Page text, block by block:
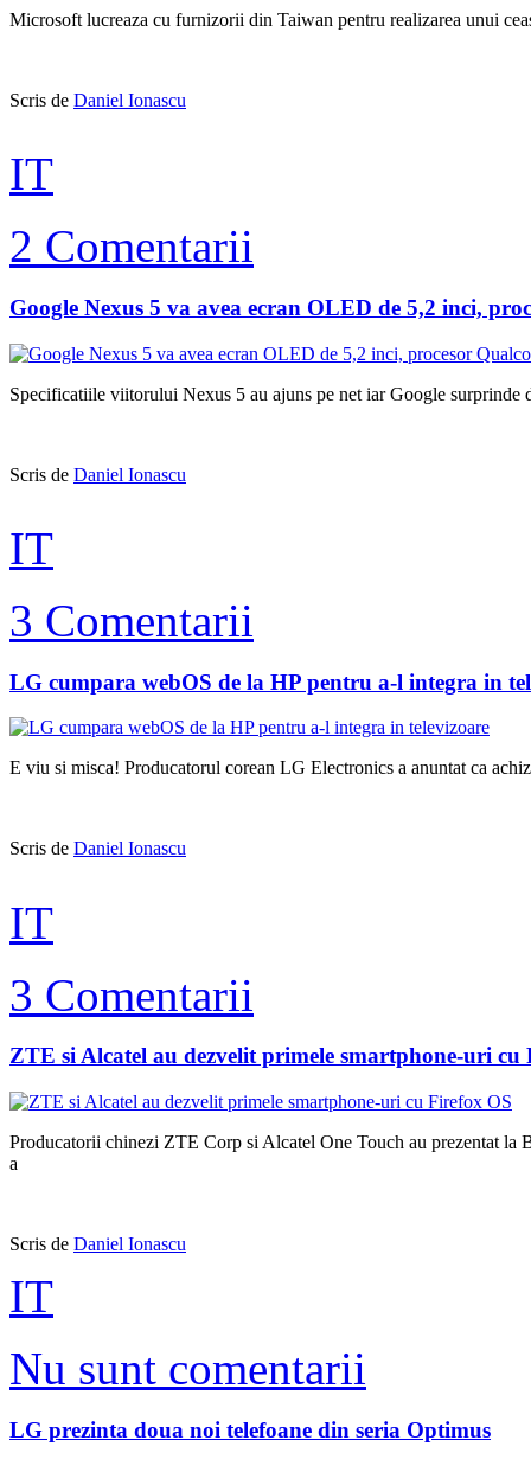
Microsoft lucreaza cu furnizorii din Taiwan pentru realizarea unui
Scris de Daniel Ionascu
IT
2 Comentarii
Google Nexus 5 va avea ecran OLED de 5,2 inci,
Specificatiile viitorului Nexus 5 au ajuns pe net iar Google
Scris de Daniel Ionascu
IT
3 Comentarii
LG cumpara webOS de la HP pentru a-l integra in
E viu si misca! Producatorul corean LG Electronics a anuntat ca
Scris de Daniel Ionascu
IT
3 Comentarii
ZTE si Alcatel au dezvelit primele smartphone-uri cu
Producatorii chinezi ZTE Corp si Alcatel One Touch au prezentat la
a
Scris de Daniel Ionascu
IT
Nu sunt comentarii
LG prezinta doua noi telefoane din seria Optimus